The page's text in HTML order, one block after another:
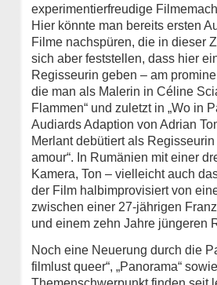
experimentierfreudige
Hier könnte man bereits ersten
Filme nachspüren, die in dieser
sich aber feststellen, dass hier
Regisseurin geben – am
die man als Malerin in Céline
Flammen“ und zuletzt in „Wo in
Audiards Adaption von Adrian
Merlant debütiert als
amour“. In Rumänien mit einer
Kamera, Ton – vielleicht auch
der Film halbimprovisiert von
zwischen einer 27-jährigen
und einem zehn Jahre jüngeren
Noch eine Neuerung durch die
filmlust queer“, „Panorama“